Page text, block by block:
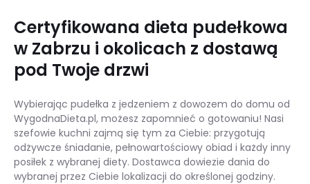
Certyfikowana dieta pudełkowa
w Zabrzu i okolicach z dostawą
pod Twoje drzwi
Wybierając pudełka z jedzeniem z dowozem do domu od
WygodnaDieta.pl, możesz zapomnieć o gotowaniu! Nasi
szefowie kuchni zajmą się tym za Ciebie: przygotują
odżywcze śniadanie, pełnowartościowy obiad i każdy inny
posiłek z wybranej diety. Dostawca dowiezie dania do
wybranej przez Ciebie lokalizacji do określonej godziny.